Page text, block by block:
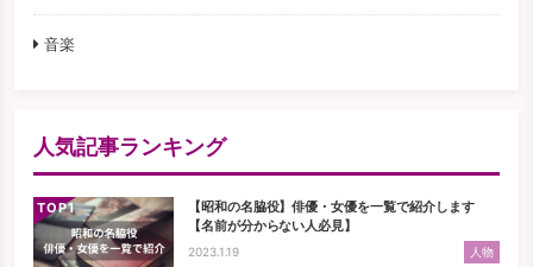
音楽
人気記事ランキング
TOP
【昭和の名脇役】俳優・女優を一覧で紹介します
【名前が分からない人必見】
2023.1.19 人物